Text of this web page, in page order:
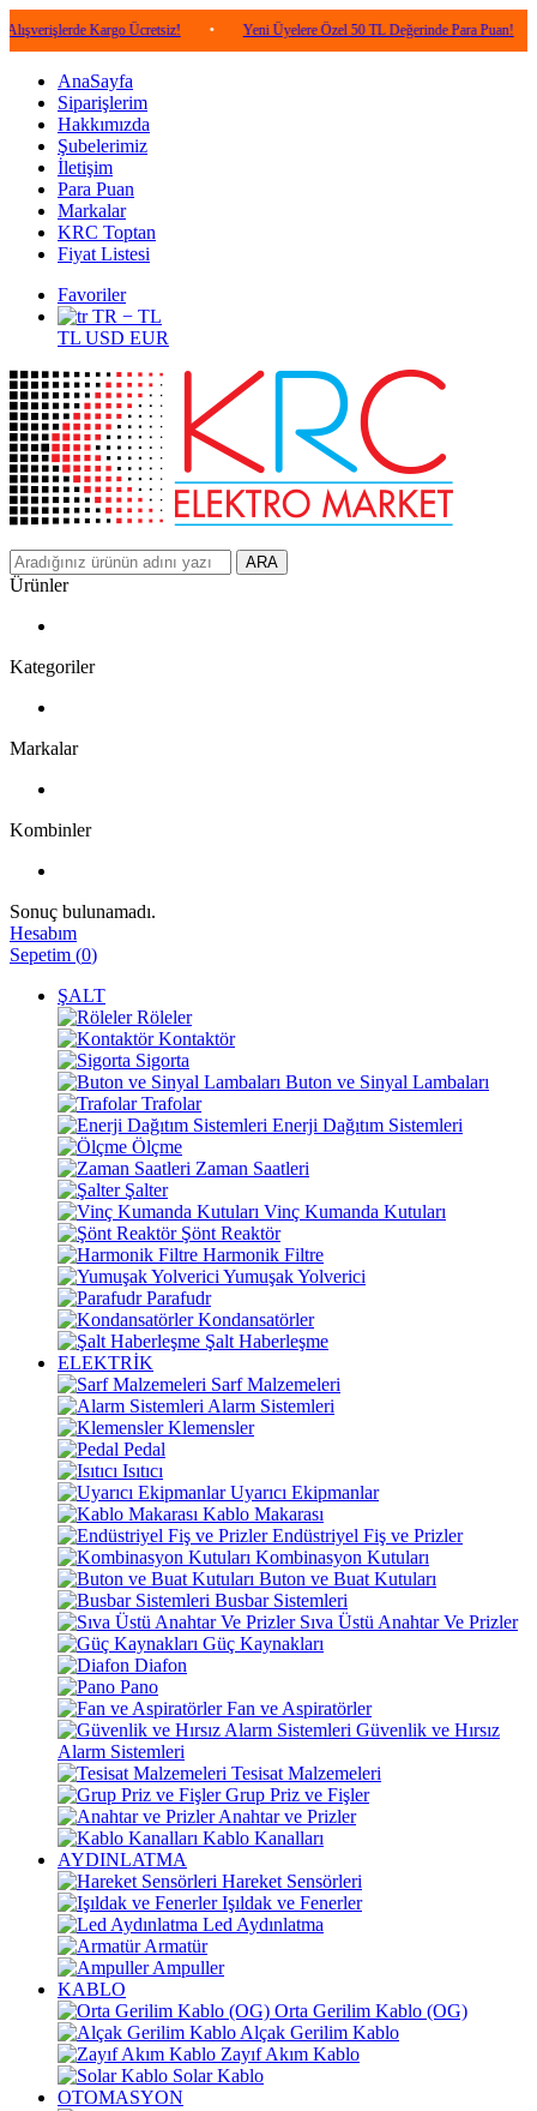
Kargo Ücretsiz! • Yeni Üyelere Özel 50 TL Değerinde Para Puan! •
AnaSayfa
Siparişlerim
Hakkımızda
Şubelerimiz
İletişim
Para Puan
Markalar
KRC Toptan
Fiyat Listesi
Favoriler
TR − TL
TL USD EUR
ARA
Ürünler
Kategoriler
Markalar
Kombinler
Sonuç bulunamadı.
Hesabım
Sepetim (0)
ŞALT
Röleler
Kontaktör
Sigorta
Buton ve Sinyal Lambaları
Trafolar
Enerji Dağıtım Sistemleri
Ölçme
Zaman Saatleri
Şalter
Vinç Kumanda Kutuları
Şönt Reaktör
Harmonik Filtre
Yumuşak Yolverici
Parafudr
Kondansatörler
Şalt Haberleşme
ELEKTRİK
Sarf Malzemeleri
Alarm Sistemleri
Klemensler
Pedal
Isıtıcı
Uyarıcı Ekipmanlar
Kablo Makarası
Endüstriyel Fiş ve Prizler
Kombinasyon Kutuları
Buton ve Buat Kutuları
Busbar Sistemleri
Sıva Üstü Anahtar Ve Prizler
Güç Kaynakları
Diafon
Pano
Fan ve Aspiratörler
Güvenlik ve Hırsız
Alarm Sistemleri
Tesisat Malzemeleri
Grup Priz ve Fişler
Anahtar ve Prizler
Kablo Kanalları
AYDINLATMA
Hareket Sensörleri
Işıldak ve Fenerler
Led Aydınlatma
Armatür
Ampuller
KABLO
Orta Gerilim Kablo (OG)
Alçak Gerilim Kablo
Zayıf Akım Kablo
Solar Kablo
OTOMASYON